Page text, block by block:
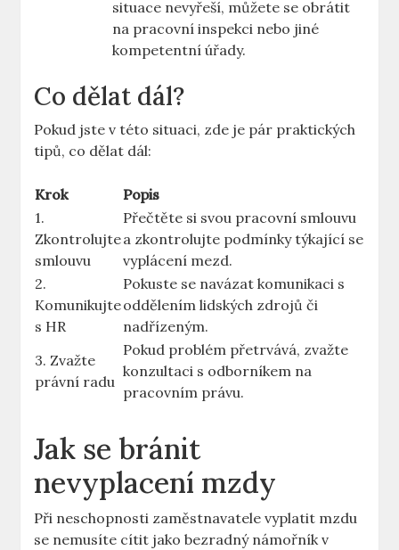
situace nevyřeší, můžete se obrátit
na pracovní inspekci nebo jiné
kompetentní úřady.
Co dělat dál?
Pokud jste v této situaci, zde je pár praktických
tipů, co dělat dál:
Krok
Popis
1.
Zkontrolujte
smlouvu
Přečtěte si svou pracovní smlouvu
a zkontrolujte podmínky týkající se
vyplácení mezd.
2.
Komunikujte
s HR
Pokuste se navázat komunikaci s
oddělením lidských zdrojů či
nadřízeným.
3. Zvažte
právní radu
Pokud problém přetrvává, zvažte
konzultaci s odborníkem na
pracovním právu.
Jak se bránit
nevyplacení mzdy
Při neschopnosti zaměstnavatele vyplatit mzdu
se nemusíte cítit jako bezradný námořník v